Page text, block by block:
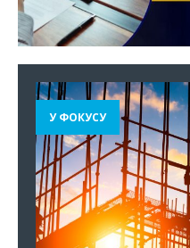
У ФОКУСУ